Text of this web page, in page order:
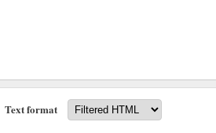
Text format